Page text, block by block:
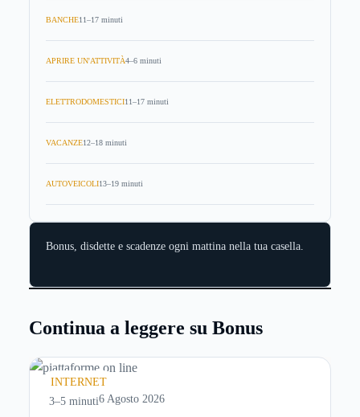
BANCHE11–17 minuti
APRIRE UN'ATTIVITÀ4–6 minuti
ELETTRODOMESTICI11–17 minuti
VACANZE12–18 minuti
AUTOVEICOLI13–19 minuti
Bonus, disdette e scadenze ogni mattina nella tua casella.
Continua a leggere su Bonus
INTERNET
3–5 minuti6 Agosto 2026